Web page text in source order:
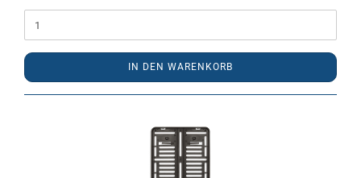
IN DEN WARENKORB